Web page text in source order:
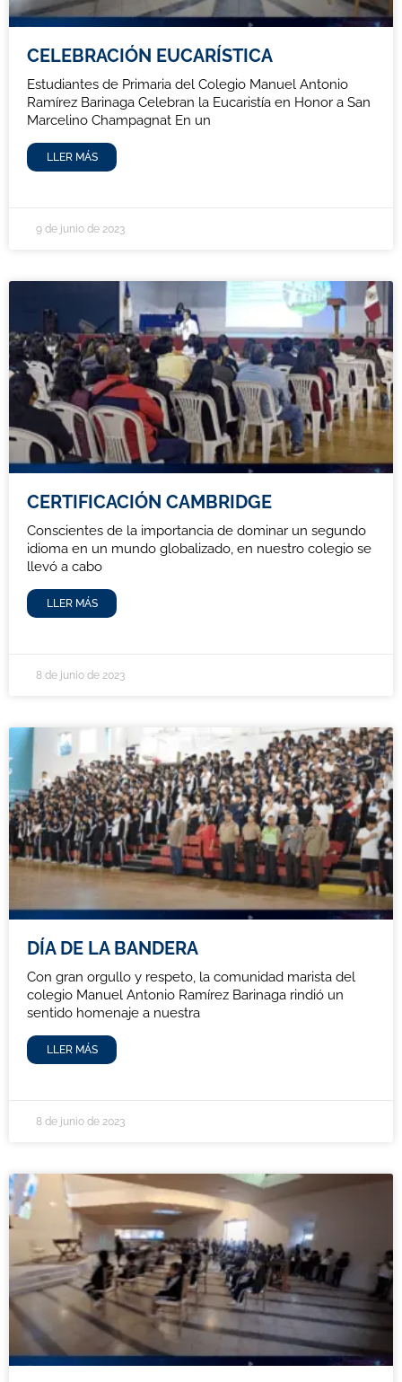
CELEBRACIÓN EUCARÍSTICA
Estudiantes de Primaria del Colegio Manuel Antonio
Ramírez Barinaga Celebran la Eucaristía en Honor a San
Marcelino Champagnat En un
LLER MÁS
9 de junio de 2023
CERTIFICACIÓN CAMBRIDGE
Conscientes de la importancia de dominar un segundo
idioma en un mundo globalizado, en nuestro colegio se
llevó a cabo
LLER MÁS
8 de junio de 2023
DÍA DE LA BANDERA
Con gran orgullo y respeto, la comunidad marista del
colegio Manuel Antonio Ramírez Barinaga rindió un
sentido homenaje a nuestra
LLER MÁS
8 de junio de 2023